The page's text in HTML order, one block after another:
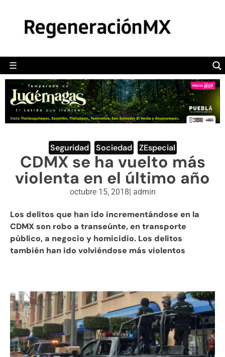
☰
POLÍTICA
CAMALEÓN
OPINIÓN
DEPORTES
ENGLISH SECTION
VIDEOS
Seguridad Sociedad ZEspecial
CDMX se ha vuelto más
violenta en el último año
octubre 15, 2018| admin
Los delitos que han ido incrementándose en la
CDMX son robo a transeúnte, en transporte
público, a negocio y homicidio. Los delitos
también han ido volviéndose más violentos